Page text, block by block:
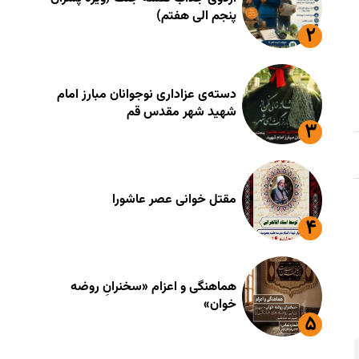
پنجم الی هفتم)
دسته‌ی عزاداری نوجوانان مبارز امام
شهید شهر مقدس قم
مقتل خوانی عصر عاشورا
هماهنگی و اعزام «سخنرانِ روضه
خوان»